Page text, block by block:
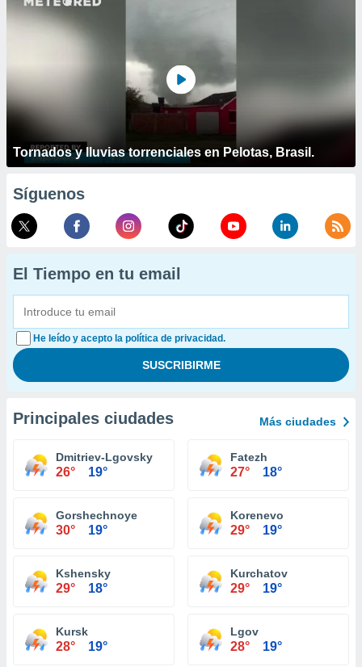
Tornados y lluvias torrenciales en Pelotas, Brasil.
Síguenos
El Tiempo en tu email
He leído y acepto la política de privacidad.
Principales ciudades Más ciudades
Dmitriev-Lgovsky
26° 19°
Fatezh
27° 18°
Gorshechnoye
30° 19°
Korenevo
29° 19°
Kshensky
29° 18°
Kurchatov
29° 19°
Kursk
28° 19°
Lgov
28° 19°